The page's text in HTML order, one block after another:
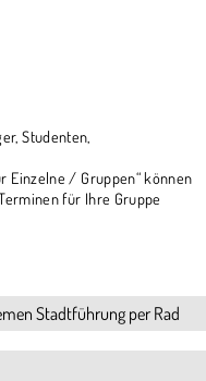
Studenten,
Einzelne / Gruppen“ können
für Ihre Gruppe